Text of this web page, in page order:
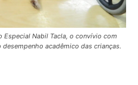
Especial Nabil Tacla, o convívio com
acadêmico das crianças.